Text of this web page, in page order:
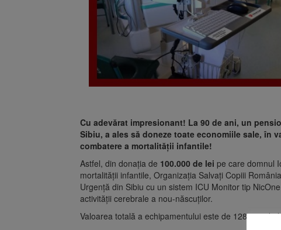
Cu adevărat impresionant! La 90 de ani, un
Sibiu, a ales să doneze toate economiile sale, în
combatere a mortalității infantile!
Astfel, din donația de 100.000 de lei pe care domnul
mortalității infantile, Organizația Salvați Copiii
Urgență din Sibiu cu un sistem ICU Monitor tip
activității cerebrale a nou-născuților.
Valoarea totală a echipamentului este de 128.342 de